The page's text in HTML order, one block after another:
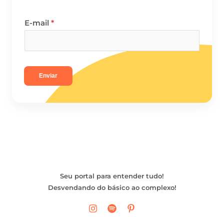
E-mail *
Enviar
Seu portal para entender tudo!
Desvendando do básico ao complexo!